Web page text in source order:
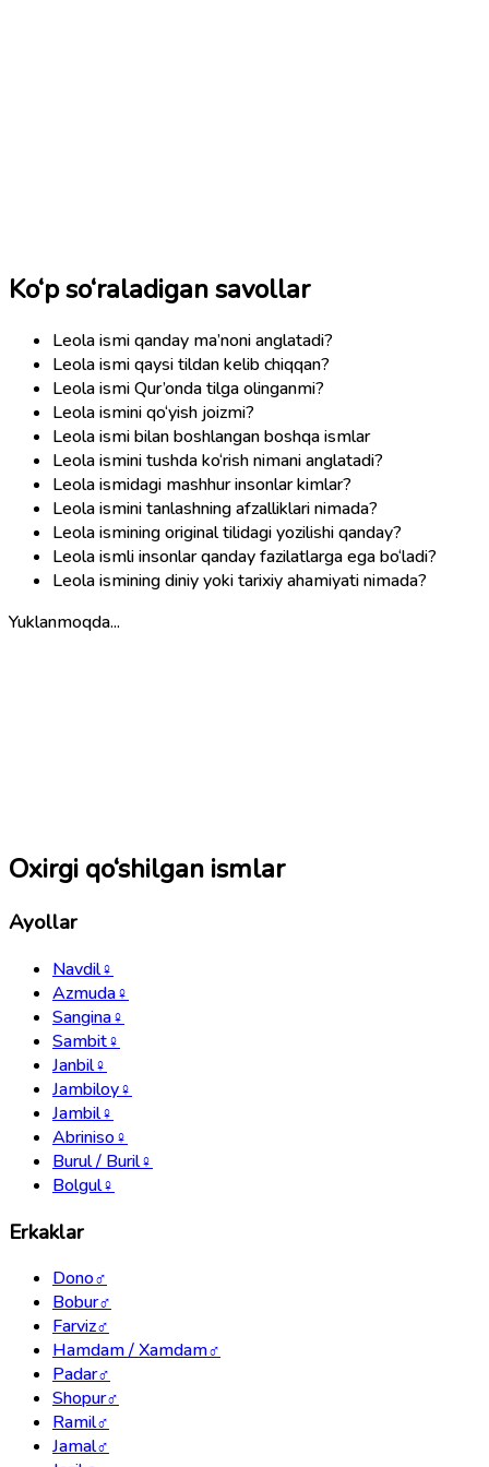
Ko‘p so‘raladigan savollar
Leola ismi qanday ma’noni anglatadi?
Leola ismi qaysi tildan kelib chiqqan?
Leola ismi Qur’onda tilga olinganmi?
Leola ismini qo‘yish joizmi?
Leola ismi bilan boshlangan boshqa ismlar
Leola ismini tushda ko‘rish nimani anglatadi?
Leola ismidagi mashhur insonlar kimlar?
Leola ismini tanlashning afzalliklari nimada?
Leola ismining original tilidagi yozilishi qanday?
Leola ismli insonlar qanday fazilatlarga ega bo‘ladi?
Leola ismining diniy yoki tarixiy ahamiyati nimada?
Yuklanmoqda...
Oxirgi qo‘shilgan ismlar
Ayollar
Navdil♀
Azmuda♀
Sangina♀
Sambit♀
Janbil♀
Jambiloy♀
Jambil♀
Abriniso♀
Burul / Buril♀
Bolgul♀
Erkaklar
Dono♂
Bobur♂
Farviz♂
Hamdam / Xamdam♂
Padar♂
Shopur♂
Ramil♂
Jamal♂